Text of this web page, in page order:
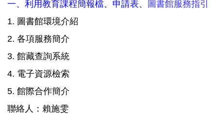
一、 利用教育課程簡報檔、 申請表、 圖書館服務指引
1. 圖書館環境介紹
2. 各項服務簡介
3. 館藏查詢系統
4. 電子資源檢索
5. 館際合作簡介
聯絡人：賴施雯